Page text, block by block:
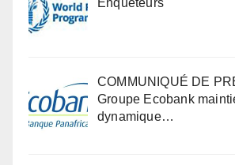
COMMUNIQUÉ DE
Groupe Ecobank
dynamique…